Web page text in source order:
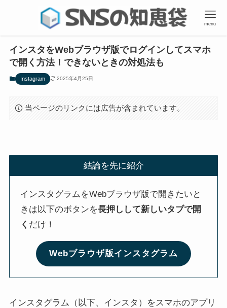
menu
インスタをWebブラウザ版でログインしてスマホ
で開く方法！できないときの対処法も
Instagram 2025年4月25日
当ページのリンクには広告が含まれています。
結論を先に紹介
インスタグラムをWebブラウザ版で開きたいと
きは以下のボタンを長押しして新しいタブで開
く だけ！
Webブラウザ版インスタグラム
インスタグラム（以下、インスタ）をスマホのアプリ